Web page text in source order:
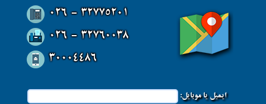
026 - 32775201
026 - 32760038
30004486
ایمیل یا موبایل: